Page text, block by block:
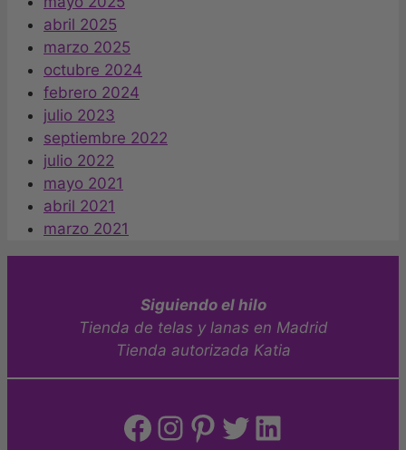
abril 2025
marzo 2025
octubre 2024
febrero 2024
julio 2023
septiembre 2022
julio 2022
mayo 2021
abril 2021
marzo 2021
Siguiendo el hilo
Tienda de telas y lanas en Madrid
Tienda autorizada Katia
Facebook
Instagram
Pinterest
Twitter
LinkedIn